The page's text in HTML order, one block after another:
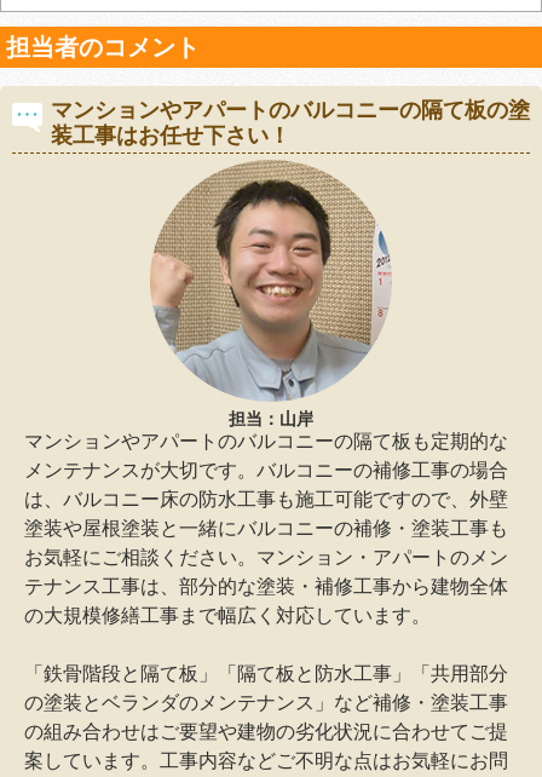
担当者のコメント
マンションやアパートのバルコニーの隔て板の塗
装工事はお任せ下さい！
担当：山岸
マンションやアパートのバルコニーの隔て板も定期的な
メンテナンスが大切です。バルコニーの補修工事の場合
は、バルコニー床の防水工事も施工可能ですので、外壁
塗装や屋根塗装と一緒にバルコニーの補修・塗装工事も
お気軽にご相談ください。マンション・アパートのメン
テナンス工事は、部分的な塗装・補修工事から建物全体
の大規模修繕工事まで幅広く対応しています。
「鉄骨階段と隔て板」「隔て板と防水工事」「共用部分
の塗装とベランダのメンテナンス」など補修・塗装工事
の組み合わせはご要望や建物の劣化状況に合わせてご提
案しています。工事内容などご不明な点はお気軽にお問